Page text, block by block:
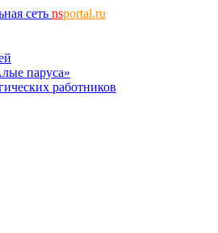
сеть nsportal.ru
паруса»
работников